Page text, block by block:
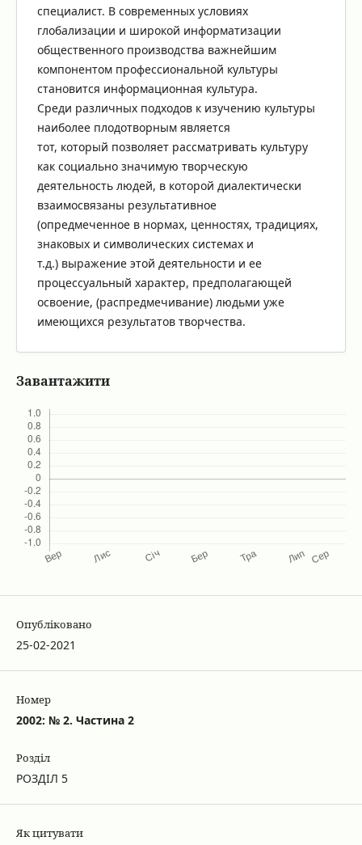
специалист. В современных условиях
глобализации и широкой информатизации
общественного производства важнейшим
компонентом профессиональной культуры
становится информационная культура.
Среди различных подходов к изучению культуры
наиболее плодотворным является
тот, который позволяет рассматривать культуру
как социально значимую творческую
деятельность людей, в которой диалектически
взаимосвязаны результативное
(опредмеченное в нормах, ценностях, традициях,
знаковых и символических системах и
т.д.) выражение этой деятельности и ее
процессуальный характер, предполагающей
освоение, (распредмечивание) людьми уже
имеющихся результатов творчества.
Завантажити
Опубліковано
25-02-2021
Номер
2002: № 2. Частина 2
Розділ
РОЗДІЛ 5
Як цитувати